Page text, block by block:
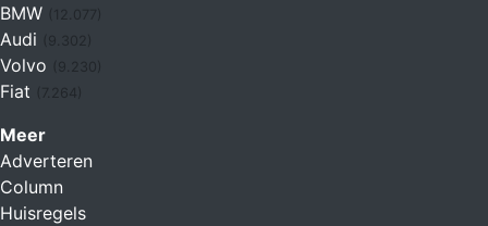
BMW
Audi
Volvo
Fiat (7.264)
Meer
Adverteren
Column
Huisregels